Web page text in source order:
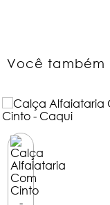
Você também